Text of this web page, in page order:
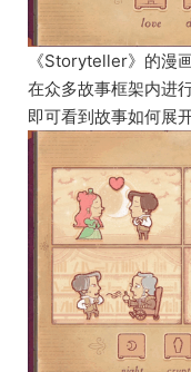
《Storyteller》的漫
在众多故事框架内进
即可看到故事如何展